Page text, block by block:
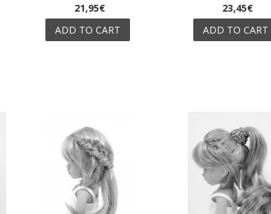
21,95€
ADD TO CART
23,45€
ADD TO CART